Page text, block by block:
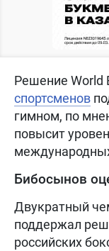
Решение World
спортсменов
гимном, по
повысит
Бибосынов
Двукратный
поддержал
российских